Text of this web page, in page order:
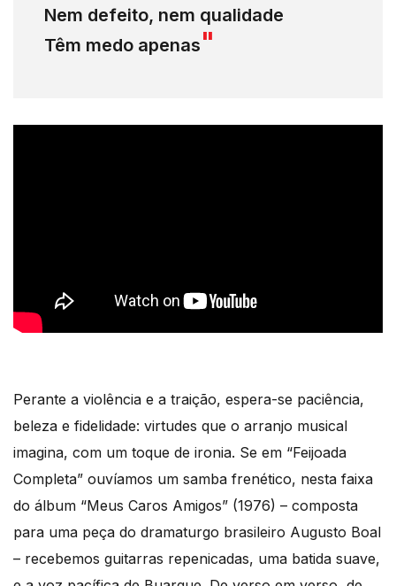
Nem defeito, nem qualidade
Têm medo apenas
Perante a violência e a traição, espera-se paciência,
beleza e fidelidade: virtudes que o arranjo musical
imagina, com um toque de ironia. Se em “Feijoada
Completa” ouvíamos um samba frenético, nesta faixa
do álbum “Meus Caros Amigos” (1976) – composta
para uma peça do dramaturgo brasileiro Augusto Boal
– recebemos guitarras repenicadas, uma batida suave,